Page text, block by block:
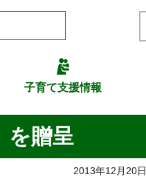
子育て支援情報
を贈呈
2013年12月20日